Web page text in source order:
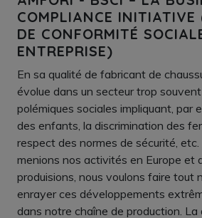
COMPLIANCE
DE CONFORMITÉ
ENTREPRISE)
En sa qualité de fabricant de
évolue dans un secteur trop
polémiques sociales impliquant, par
des enfants, la discrimination des
respect des normes de sécurité, etc.
menions nos activités en Europe et
produisions, nous voulons faire tout
enrayer ces développements
dans notre chaîne de production. La